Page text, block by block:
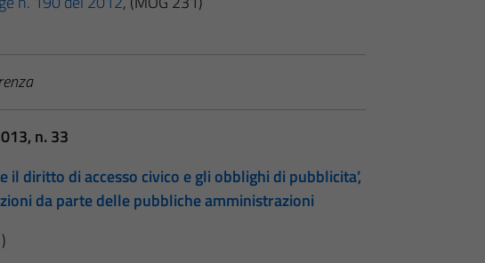
n. 33
diritto di accesso civico e gli obblighi di pubblicita’,
da parte delle pubbliche amministrazioni